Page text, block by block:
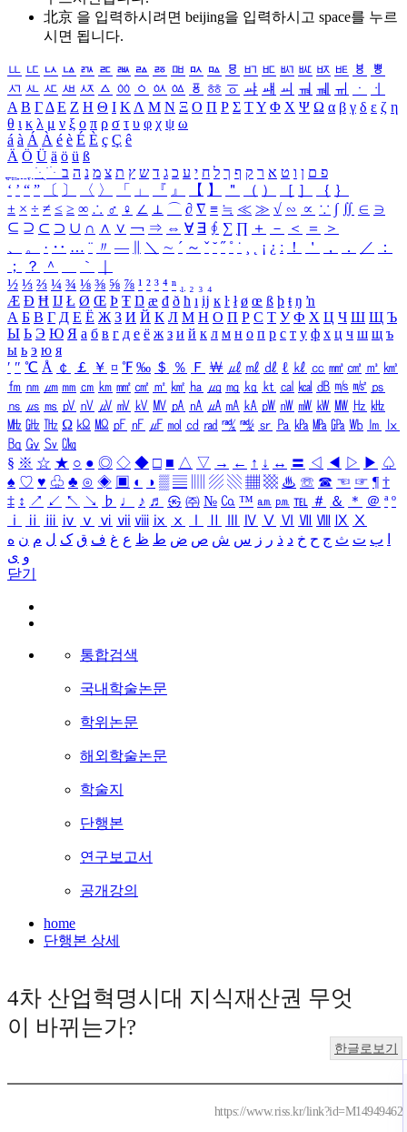
北京 을 입력하시려면 beijing을 입력하시고 space를 누르
시면 됩니다.
ㅥ ㅦ ㅧ ㅨ ㅩ ㅪ ㅫ ㅬ ㅭ ㅮ ㅯ ㅰ ㅱ ㅲ ㅳ ㅴ ㅵ ㅶ ㅷ ㅸ
ㅹ
ㅺ ㅻ ㅼ ㅽ ㅾ ㅿ ㆀ ㆁ ㆂ ㆃ ㆄ ㆅ ㆆ ㆇ ㆈ ㆉ ㆊ ㆋ ㆌ ㆍ
ㆎ
Α Β ΓΔ Ε Ζ Η Θ Ι ΚΛ Μ Ν Ξ Ο Π Ρ Σ ΤΥ Φ Χ Ψ Ω α β γ δ ε ζ η
θ ι κ λ μ ν ξ ο π ρ σ τ υ φ χ ψ ω
á à Á À é è É È ç Ç ê
Ä Ö Ü ä ö ü ß
ִֶֹ ֻּ ׁׂ פ ם ן ו ט א ר ק ף ך ל ח י ע כ ג ד ש ץ ת צ מ נ ה ב
‘ ’ “ ” 〔 〕 〈 〉 「 」 『 』 【 】 ＂ （ ） ［ ］ ｛ ｝
± × ÷ ≠ ≤ ≥ ∞ ∴ ♂ ♀ ∠ ⊥ ⌒ ∂ ∇ ≡ ≒ ≪ ≫ √ ∽ ∝ ∵ ∫ ∬ ∈ ∋
⊆ ⊇ ⊂ ⊃ ∪ ∩ ∧ ∨ ￢ ⇒ ⇔ ∀ ∃ ∮ ∑ ∏ ＋ － ＜ ＝
＞
、
。 · ‥ … ¨ 〃 ― ＼ ∼ ´ ～ ˇ ˘ ˝ ˚ ˙ ¸ ¡ ¿ ː ！ ＇ ， ． ／
：
；
？ ＾ ｀
½ ⅓ ⅔ ¼ ¾ ⅛ ⅜ ⅝ ⅞ ¹ ² ³ ⁴ ⁿ ₁ ₂ ₃ ₄
Æ Ð Ħ Ĳ Ł Ø Œ Þ Ŧ Ŋ æ đ ð ħ ı ĳ ĸ ŀ ł ø œ ß þ ŧ ŋ ŉ
А Б В Г Д Е Ё Ж З И Й К Л М Н О П Р С Т У Ф Х Ц Ч Ш Щ Ъ
Ы Ь Э Ю Я а б в г д е ё ж з и й к л м н о п р с т у ф х ц ч ш щ ъ
ы ь э ю я
′ ″ ℃ Å ￠ ￡ ￥ ¤ ℉ ‰ ＄ ％ Ｆ ￦ ㎕ ㎖ ㎗ ℓ ㎘ ㏄ ㎣ ㎤ ㎥ ㎦
㎙ ㎚ ㎛ ㎜ ㎝ ㎞ ㎟ ㎠ ㎡ ㎢ ㏊ ㎍ ㎎ ㎏ ㏏ ㎈ ㎉ ㏈ ㎧ ㎨ ㎰
㎱ ㎲ ㎳ ㎴ ㎵ ㎶ ㎷ ㎸ ㎹ ㎀ ㎁ ㎂ ㎃ ㎄ ㎺ ㎻ ㎽ ㎾ ㎿ ㎐ ㎑
㎒ ㎓ ㎔ Ω ㏀ ㏁ ㎊ ㎋ ㎌ ㏖ ㏅ ㎭ ㎮ ㎯ ㏛ ㎩ ㎪ ㎫ ㎬ ㏝ ㏐
㏓
㏃ ㏉ ㏜ ㏆
§ ※ ☆ ★ ○ ● ◎ ◇ ◆ □ ■ △ ▽ → ← ↑ ↓ ↔ 〓 ◁ ◀ ▷ ▶ ♤
♠ ♡ ♥ ♧ ♣ ⊙ ◈ ▣ ◐ ◑ ▒ ▤ ▨ ▧ ▦ ▩ ♨ ☏ ☎ ☜ ☞ ¶ †
‡ ↕ ↗ ↙ ↖ ↘ ♭ ♩ ♪ ♬ ㉿ ㈜ № ㏇ ™ ㏂ ㏘ ℡ ＃ ＆ ＊ ＠ ª º
ⅰ
ⅱ ⅲ ⅳ ⅴ ⅵ ⅶ ⅷ ⅸ ⅹ Ⅳ Ⅴ Ⅵ Ⅶ Ⅷ Ⅸ Ⅹ
ب ت ث ج ح خ د ذ ر ز س ش ص ض ط ظ ع غ ف ق ک ل م ن ه
و ی
닫기
통합검색
국내학술논문
학위논문
해외학술논문
학술지
단행본
연구보고서
공개강의
home
단행본 상세
4차 산업혁명시대 지식재산권 무엇
이 바뀌는가?
한글로보기
https://www.riss.kr/link?id=M14949462